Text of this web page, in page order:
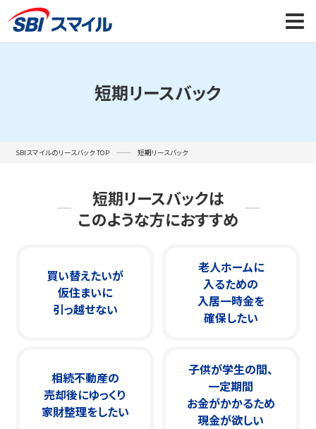
短期リースバック
SBIスマイルのリースバック TOP 短期リースバック
短期リースバックは
このような方におすすめ
買い替えたいが
仮住まいに
引っ越せない
老人ホームに
入るための
入居一時金を
確保したい
相続不動産の
売却後にゆっくり
家財整理をしたい
子供が学生の間、
一定期間
お金がかかるため
現金が欲しい